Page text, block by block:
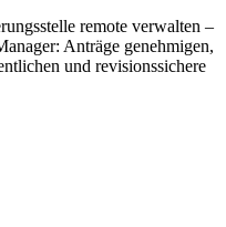
remote verwalten –
Anträge genehmigen,
und revisionssichere